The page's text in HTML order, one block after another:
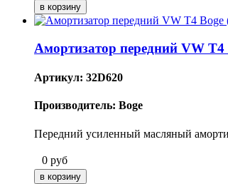
Амортизатор передний VW
Артикул: 32D620
Производитель: Boge
Передний усиленный масляный
0 руб